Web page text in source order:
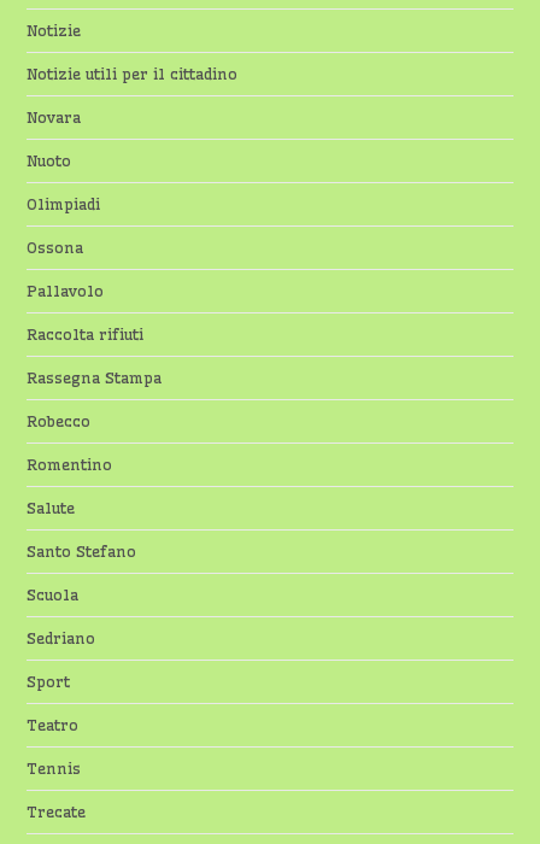
Notizie
Notizie utili per il cittadino
Novara
Nuoto
Olimpiadi
Ossona
Pallavolo
Raccolta rifiuti
Rassegna Stampa
Robecco
Romentino
Salute
Santo Stefano
Scuola
Sedriano
Sport
Teatro
Tennis
Trecate